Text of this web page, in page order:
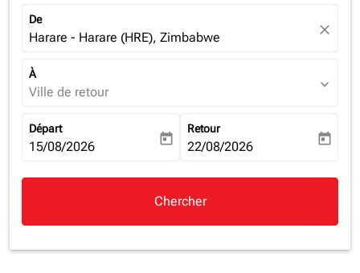
De
Harare - Harare (HRE), Zimbabwe close
À
Ville de retour expand_more
Départ
fc-booking-departure-date-aria-label
15/08/2026 today
Retour
fc-booking-return-date-aria-
22/08/2026 today
Chercher